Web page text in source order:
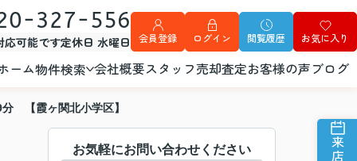
327-556
応可能です定休日 水曜日 会員登録 ログイン 閲覧履歴 お気に入り
ーム物件検索 会社概要スタッフ売却査定お客様の声ブログ
【霞ヶ関北小学区】
お気軽にお問い合わせください